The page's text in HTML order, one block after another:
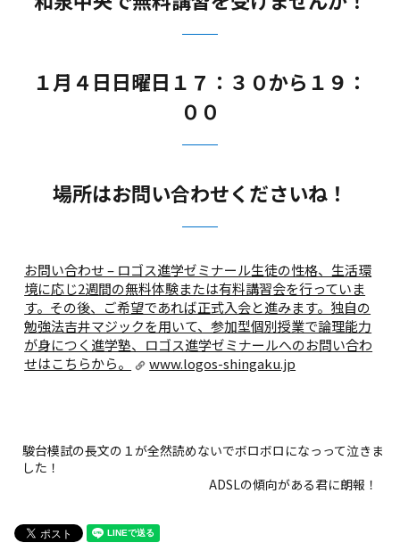
１月４日日曜日１７：３０から１９：
００
場所はお問い合わせくださいね！
お問い合わせ – ロゴス進学ゼミナール生徒の性格、生活環
境に応じ2週間の無料体験または有料講習会を行っていま
す。その後、ご希望であれば正式入会と進みます。独自の
勉強法吉井マジックを用いて、参加型個別授業で論理能力
が身につく進学塾、ロゴス進学ゼミナールへのお問い合わ
せはこちらから。
www.logos-shingaku.jp
駿台模試の長文の１が全然読めないでボロボロになっって泣きま
した！
ADSLの傾向がある君に朗報！